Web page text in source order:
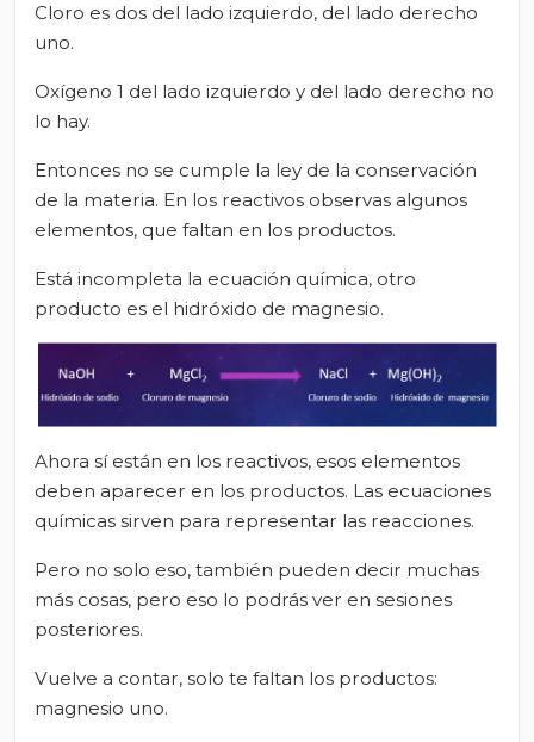
Cloro es dos del lado izquierdo, del lado derecho
uno.
Oxígeno 1 del lado izquierdo y del lado derecho no
lo hay.
Entonces no se cumple la ley de la conservación
de la materia. En los reactivos observas algunos
elementos, que faltan en los productos.
Está incompleta la ecuación química, otro
producto es el hidróxido de magnesio.
Ahora sí están en los reactivos, esos elementos
deben aparecer en los productos. Las ecuaciones
químicas sirven para representar las reacciones.
Pero no solo eso, también pueden decir muchas
más cosas, pero eso lo podrás ver en sesiones
posteriores.
Vuelve a contar, solo te faltan los productos:
magnesio uno.